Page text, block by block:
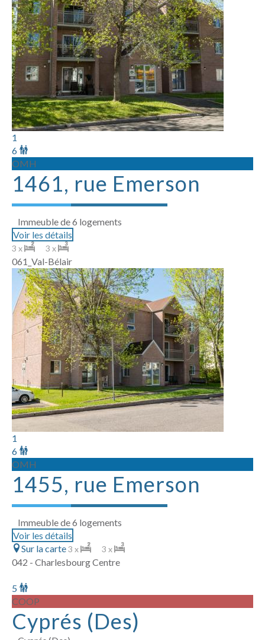
1
6
OMH
1461, rue Emerson
Immeuble de 6 logements
Voir les détails
3 x 3 x
061_Val-Bélair
1
6
OMH
1455, rue Emerson
Immeuble de 6 logements
Voir les détails
Sur la carte3 x 3 x
042 - Charlesbourg Centre
5
COOP
Cyprés (Des)